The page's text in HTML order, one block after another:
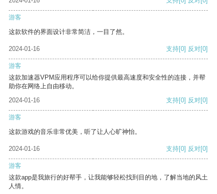
游客
这款软件的界面设计非常简洁，一目了然。
2024-01-16 支持[0] 反对[0]
游客
这款加速器VPM应用程序可以给你提供最高速度和安全性的连接，并帮
助你在网络上自由移动。
2024-01-16
支持[0] 反对[0]
游客
这款游戏的音乐非常优美，听了让人心旷神怡。
2024-01-16 支持[0] 反对[0]
游客
这款app是我旅行的好帮手，让我能够轻松找到目的地，了解当地的风土
人情。